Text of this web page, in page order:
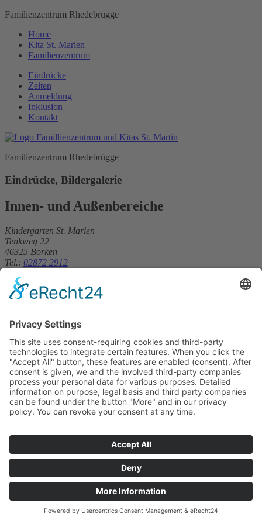
Familienzentrum Rhedebrügge
Home
Kita St. Marien
Familienzentrum
Eindrücke
Zeiten
Anmeldung
Inklusion
Kontakt
Familienzentrum Rhedebrügge
Eindrücke, Bildergalerie
Innen- und Außenbereiche
Kindergarten St. Marien
Tenkweg 22
46325 Borken
Tel.: 02872 2912
Kita St. Nikolaus & Kita St. Silvester in Raesfeld-Erle
Impressum
Home
© Hella Mediendesign /Gamradt Webdesign